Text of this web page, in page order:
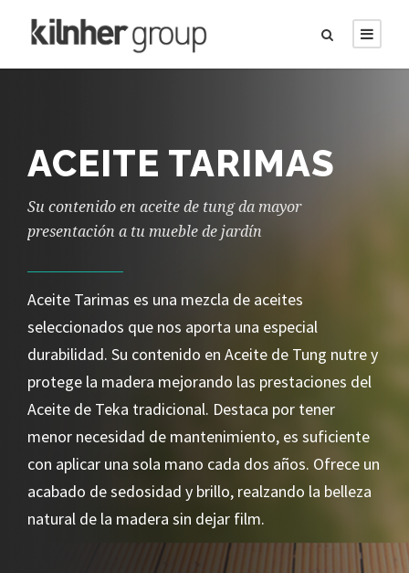
ACEITE TARIMAS
Su contenido en aceite de tung da mayor
presentación a tu mueble de jardín
Aceite Tarimas es una mezcla de aceites
seleccionados que nos aporta una especial
durabilidad. Su contenido en Aceite de Tung nutre y
protege la madera mejorando las prestaciones del
Aceite de Teka tradicional. Destaca por tener
menor necesidad de mantenimiento, es suficiente
con aplicar una sola mano cada dos años. Ofrece un
acabado de sedosidad y brillo, realzando la belleza
natural de la madera sin dejar film.